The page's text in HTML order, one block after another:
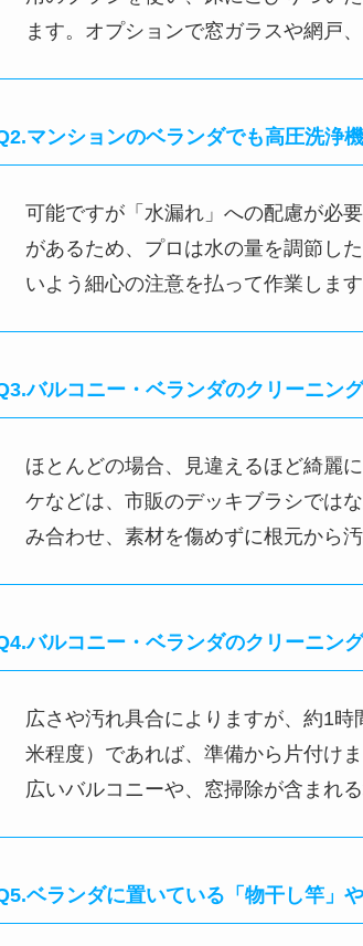
Q5.ベランダに置いている「物干し
床面、排水溝、室外機の外側、手す
用のブラシを使い、床にこびりつい
可能ですが「水漏れ」への配慮が必
があるため、プロは水の量を調節し
ほとんどの場合、見違えるほど綺麗
ケなどは、市販のデッキブラシでは